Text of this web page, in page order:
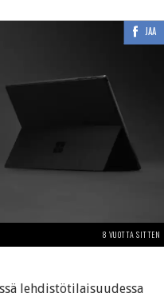
JAA
8 VUOTTA SITTEN
lehdistötilaisuudessa